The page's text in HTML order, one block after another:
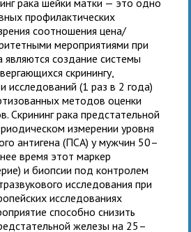
профилактических
соотношения цена/
мероприятиями при
являются создание системы
скринингу,
исследований (1 раз в 2 года)
методов оценки
Скрининг рака предстательной
измерении уровня
антигена (ПСА) у мужчин 50–
время этот маркер
и биопсии под контролем
исследования при
исследованиях
способно снизить
железы на 25–